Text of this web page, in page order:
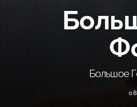
Большое